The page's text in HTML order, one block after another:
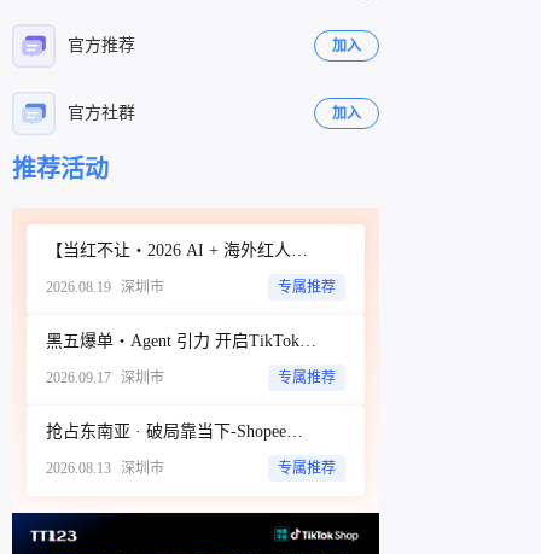
官方推荐 加入
官方社群 加入
推荐活动
【当红不让・2026 AI + 海外红人营销大会暨 WotoHub 卖家大会】
2026.08.19 深圳市 专属推荐
黑五爆单・Agent 引力 开启TikTok新达人经济时代 ——ScoreHub 2026 品牌大会
2026.09.17 深圳市 专属推荐
抢占东南亚 · 破局靠当下-Shopee商家破局增长闭门私享会
2026.08.13 深圳市 专属推荐